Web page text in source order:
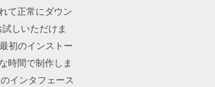
て正常にダウン
しいただけま
初のインストー
時間で制作しま
インタフェース